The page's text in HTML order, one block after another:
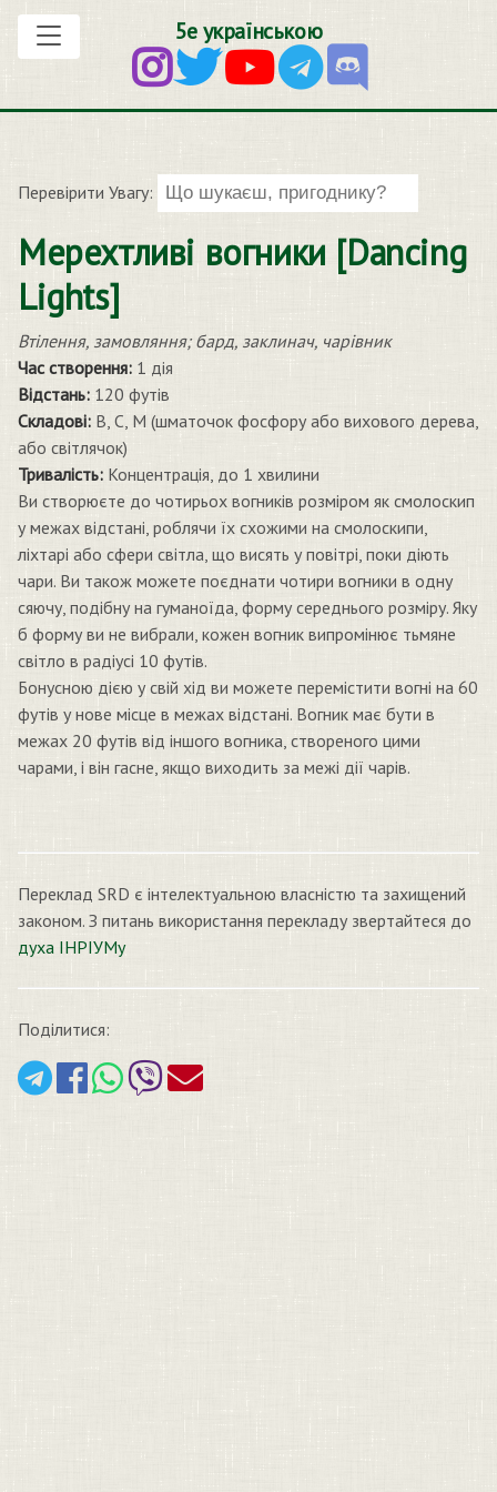
5е українською
Перевірити Увагу:
Мерехтливі вогники [Dancing
Lights]
Втілення, замовляння; бард, заклинач, чарівник
Час створення: 1 дія
Відстань: 120 футів
Складові: В, С, М (шматочок фосфору або вихового дерева,
або світлячок)
Тривалість: Концентрація, до 1 хвилини
Ви створюєте до чотирьох вогників розміром як смолоскип
у межах відстані, роблячи їх схожими на смолоскипи,
ліхтарі або сфери світла, що висять у повітрі, поки діють
чари. Ви також можете поєднати чотири вогники в одну
сяючу, подібну на гуманоїда, форму середнього розміру. Яку
б форму ви не вибрали, кожен вогник випромінює тьмяне
світло в радіусі 10 футів.
Бонусною дією у свій хід ви можете перемістити вогні на 60
футів у нове місце в межах відстані. Вогник має бути в
межах 20 футів від іншого вогника, створеного цими
чарами, і він гасне, якщо виходить за межі дії чарів.
Переклад SRD є інтелектуальною власністю та захищений
законом. З питань використання перекладу звертайтеся до
духа ІНРІУМу
Поділитися: